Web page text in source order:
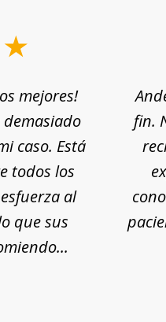
mejores!
caso. Está
todos los
al
que sus
fin.